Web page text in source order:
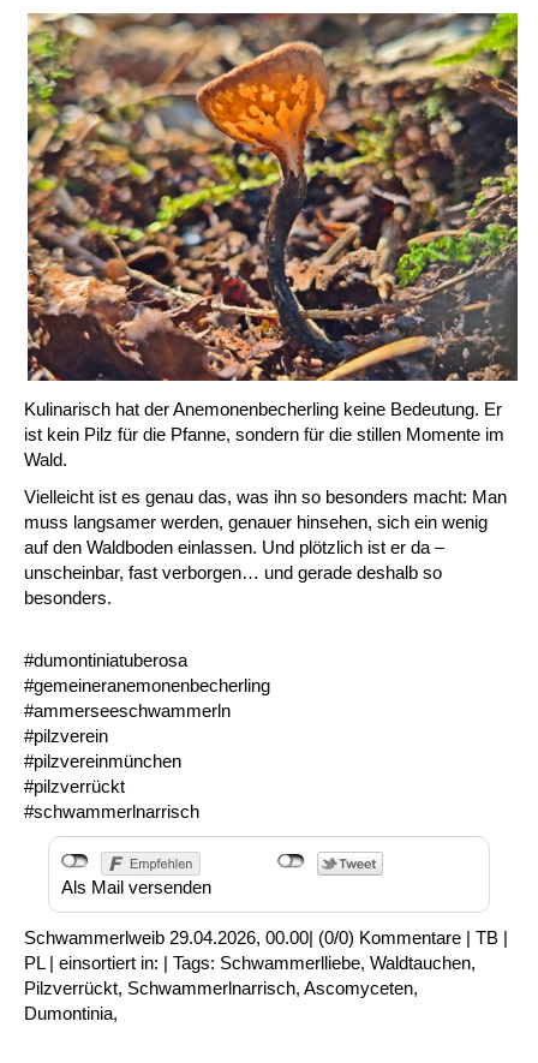
Kulinarisch hat der Anemonenbecherling keine Bedeutung. Er
ist kein Pilz für die Pfanne, sondern für die stillen Momente im
Wald.
Vielleicht ist es genau das, was ihn so besonders macht: Man
muss langsamer werden, genauer hinsehen, sich ein wenig
auf den Waldboden einlassen. Und plötzlich ist er da –
unscheinbar, fast verborgen… und gerade deshalb so
besonders.
#dumontiniatuberosa
#gemeineranemonenbecherling
#ammerseeschwammerln
#pilzverein
#pilzvereinmünchen
#pilzverrückt
#schwammerlnarrisch
Als Mail versenden
Schwammerlweib 29.04.2026, 00.00| (0/0) Kommentare | TB |
PL| einsortiert in: | Tags: Schwammerlliebe, Waldtauchen,
Pilzverrückt, Schwammerlnarrisch, Ascomyceten,
Dumontinia,